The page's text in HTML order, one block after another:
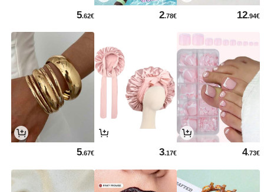
12.94€
2.78€
5.62€
4.73€
3.17€
5.67€